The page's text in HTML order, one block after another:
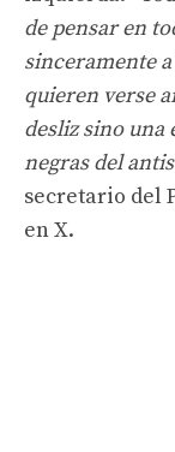
de pensar en
sinceramente
quieren verse
desliz sino una
negras del
secretario del
en X.